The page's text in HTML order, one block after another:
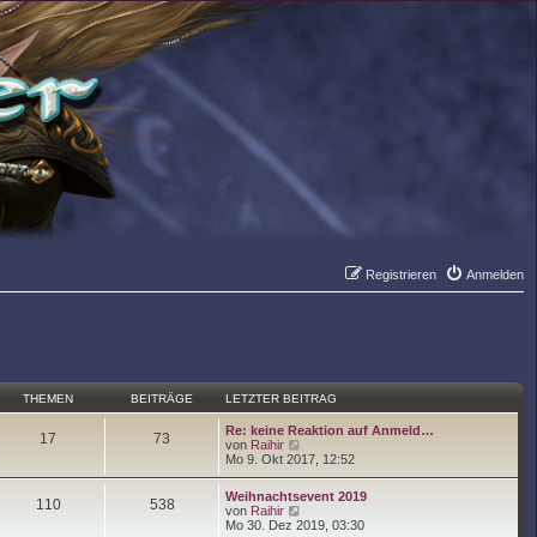
Anmelden
Registrieren
THEMEN BEITRÄGE LETZTER BEITRAG
17 73
Re: keine Reaktion auf Anmeld…
von Raihir
e
s
e
Mo 9. Okt 2017, 12:52
110 538
Weihnachtsevent 2019
von Raihir
e
Mo 30. Dez 2019, 03:30